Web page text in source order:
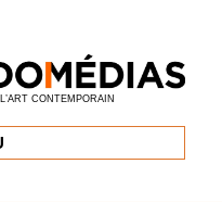
CONTEMPORAIN